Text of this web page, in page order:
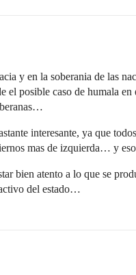
y en la soberania de las
el posible caso de humala
interesante, ya que
mas de izquierda… y
bien atento a lo que se
del estado…